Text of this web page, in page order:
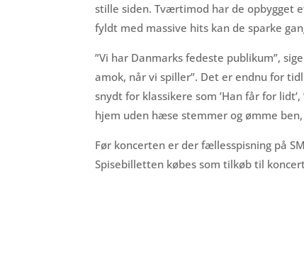
stille siden. Tværtimod har de opbygget
fyldt med massive hits kan de sparke
”Vi har Danmarks fedeste publikum”,
amok, når vi spiller”. Det er endnu for
snydt for klassikere som ’Han får for
hjem uden hæse stemmer og ømme
Før koncerten er der fællesspisning på
Spisebilletten købes som tilkøb til